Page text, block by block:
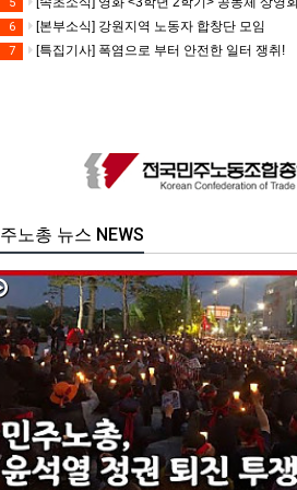
6 [본부소식] 강원지역 노동자 합창단 모임
7 [특집기사] 폭염으로 부터 안전한 일터 쟁취!
노총 뉴스 NEWS